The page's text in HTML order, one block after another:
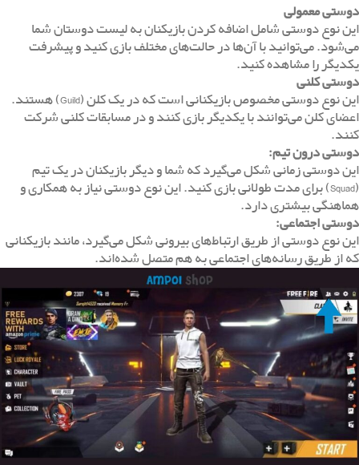
دوستی معمولی
این نوع دوستی شامل اضافه کردن بازیکنان به لیست دوستان شما
می‌شود. می‌توانید با آن‌ها در حالت‌های مختلف بازی کنید و پیشرفت
یکدیگر را مشاهده کنید.
دوستی کلنی
این نوع دوستی مخصوص بازیکنانی است که در یک کلن (Guild) هستند.
اعضای کلن می‌توانند با یکدیگر بازی کنند و در مسابقات کلنی شرکت
کنند.
دوستی درون تیم:
این دوستی زمانی شکل می‌گیرد که شما و دیگر بازیکنان در یک تیم
(Squad) برای مدت طولانی بازی کنید. این نوع دوستی نیاز به همکاری و
هماهنگی بیشتری دارد.
دوستی اجتماعی:
این نوع دوستی از طریق ارتباط‌های بیرونی شکل می‌گیرد، مانند بازیکنانی
که از طریق رسانه‌های اجتماعی به هم متصل شده‌اند.